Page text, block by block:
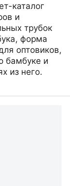
каталог
и
трубок
форма
оптовиков,
бамбуке и
из него.